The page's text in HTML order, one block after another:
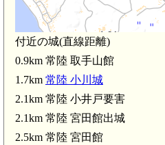
付近の城(直線距離)
0.9km 常陸 取手山館
1.7km 常陸 小川城
2.1km 常陸 小井戸要害
2.1km 常陸 宮田館出城
2.5km 常陸 宮田館